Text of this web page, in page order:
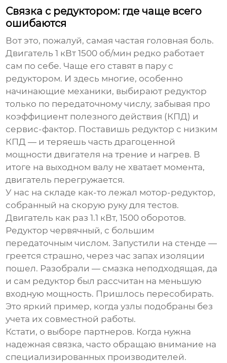
Связка с редуктором: где чаще всего
ошибаются
Вот это, пожалуй, самая частая головная боль.
Двигатель 1 кВт 1500 об/мин редко работает
сам по себе. Чаще его ставят в пару с
редуктором. И здесь многие, особенно
начинающие механики, выбирают редуктор
только по передаточному числу, забывая про
коэффициент полезного действия (КПД) и
сервис-фактор. Поставишь редуктор с низким
КПД — и теряешь часть драгоценной
мощности двигателя на трение и нагрев. В
итоге на выходном валу не хватает момента,
двигатель перегружается.
У нас на складе как-то лежал мотор-редуктор,
собранный на скорую руку для тестов.
Двигатель как раз 1.1 кВт, 1500 оборотов.
Редуктор червячный, с большим
передаточным числом. Запустили на стенде —
греется страшно, через час запах изоляции
пошел. Разобрали — смазка неподходящая, да
и сам редуктор был рассчитан на меньшую
входную мощность. Пришлось пересобирать.
Это яркий пример, когда узлы подобраны без
учета их совместной работы.
Кстати, о выборе партнеров. Когда нужна
надежная связка, часто обращаю внимание на
специализированных производителей.